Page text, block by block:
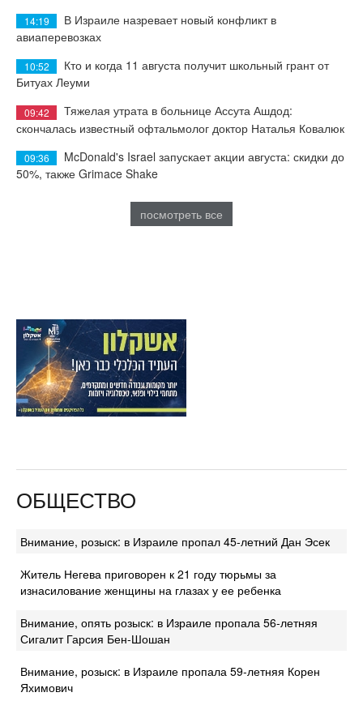
14:19
В Израиле назревает новый конфликт в
авиаперевозках
10:52
Кто и когда 11 августа получит школьный грант от
Битуах Леуми
09:42
Тяжелая утрата в больнице Ассута Ашдод:
скончалась известный офтальмолог доктор Наталья Ковалюк
09:36
McDonald's Israel запускает акции августа: скидки до
50%, также Grimace Shake
посмотреть все
ОБЩЕСТВО
Внимание, розыск: в Израиле пропал 45-летний Дан Эсек
Житель Негева приговорен к 21 году тюрьмы за
изнасилование женщины на глазах у ее ребенка
Внимание, опять розыск: в Израиле пропала 56-летняя
Сигалит Гарсия Бен-Шошан
Внимание, розыск: в Израиле пропала 59-летняя Корен
Яхимович